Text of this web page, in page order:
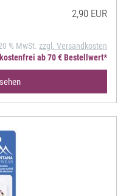
2,90 EUR
% MwSt. zzgl. Versandkosten
ab 70 € Bestellwert*